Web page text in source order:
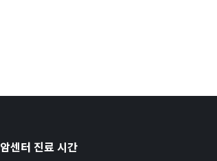
암센터 진료 시간